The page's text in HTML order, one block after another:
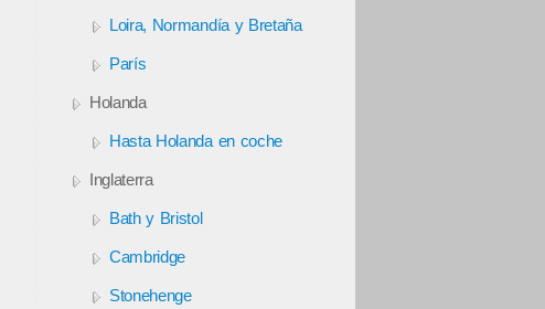
Loira, Normandía y Bretaña
París
Holanda
Hasta Holanda en coche
Inglaterra
Bath y Bristol
Cambridge
Stonehenge